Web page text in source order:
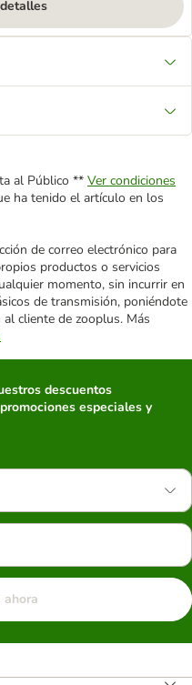
al Público ** Ver condiciones
ha tenido el artículo en los
de correo electrónico para
productos o servicios
momento, sin incurrir en
de transmisión, poniéndote
cliente de zooplus. Más
descuentos
especiales y
ahora